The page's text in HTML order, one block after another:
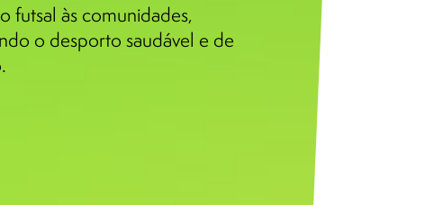
futsal às comunidades,
o desporto saudável e de